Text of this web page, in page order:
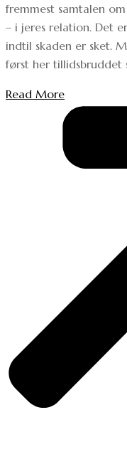
fremmest samtalen
– i jeres relation. Det
indtil skaden er sket.
først her tillidsbruddet
Read More